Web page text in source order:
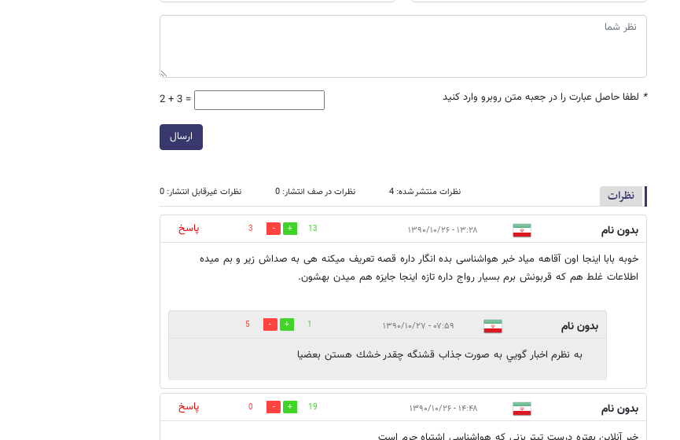
* لطفا حاصل عبارت را در جعبه متن روبرو وارد کنید 2 + 3 =
ارسال
نظرات نظرات منتشر شده: 4 نظرات در صف انتشار: 0 نظرات غیرقابل انتشار: 0
بدون نام ۱۳:۲۸ - ۱۳۹۰/۱۰/۲۶ 13
3
پاسخ
خوبه بابا اینجا اون آقاهه میاد خبر هواشناسی بده انگار داره قصه تعریف میکنه هی به صداش زیر و بم میده
اطلاعات غلط هم که قربونش برم بسیار رواج داره تازه اینجا جایزه هم میدن بهشون.
بدون نام ۰۷:۵۹ - ۱۳۹۰/۱۰/۲۷ 1
5
به نظرم اخبار گويي به صورت جذاب قشنگه چقدر خشك هستن بعضيا
بدون نام ۱۴:۴۸ - ۱۳۹۰/۱۰/۲۶ 19
0
پاسخ